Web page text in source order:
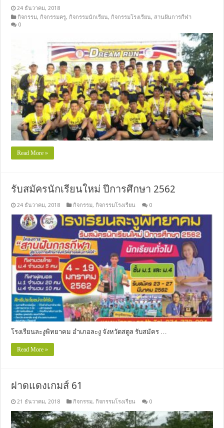
24 ธันวาคม, 2018
กิจกรรม, กิจกรรมครู, กิจกรรมนักเรียน, กิจกรรมโรงเรียน, สานฝันการกีฬา
0
Read More »
รับสมัครนักเรียนใหม่ ปีการศึกษา 2562
24 ธันวาคม, 2018 กิจกรรม, กิจกรรมโรงเรียน 0
โรงเรียนละงูพิทยาคม อำเภอละงู จังหวัดสตูล รับสมัคร …
Read More »
ฝาดแดงเกมส์ 61
21 ธันวาคม, 2018 กิจกรรม, กิจกรรมโรงเรียน 0